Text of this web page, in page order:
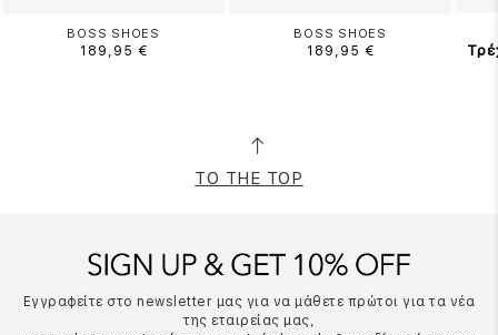
BOSS SHOES
189,95 €
BOSS SHOES
189,95 €
TO THE TOP
Εγγραφείτε στο newsletter μας για να μάθετε πρώτοι για τα νέα
της εταιρείας μας,